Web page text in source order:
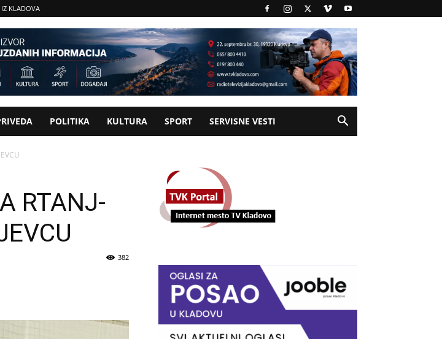
IZ KLADOVA
POLITIKA KULTURA SPORT SERVISNE VESTI
RTANJ-
382